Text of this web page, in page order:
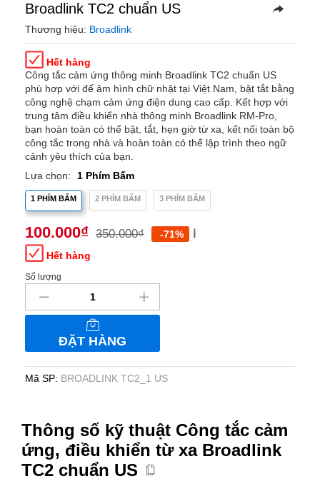
Broadlink TC2 chuẩn US
Thương hiệu: Broadlink
Hết hàng
Công tắc cảm ứng thông minh Broadlink TC2 chuẩn US
phù hợp với đế âm hình chữ nhật tại Việt Nam, bật tắt bằng
công nghệ chạm cảm ứng điện dung cao cấp. Kết hợp với
trung tâm điều khiển nhà thông minh Broadlink RM-Pro,
bạn hoàn toàn có thể bật, tắt, hẹn giờ từ xa, kết nối toàn bộ
công tắc trong nhà và hoàn toàn có thể lập trình theo ngữ
cảnh yêu thích của bạn.
Lựa chọn:
1 Phím Bấm
1 PHÍM BẤM 2 PHÍM BẤM 3 PHÍM BẤM
100.000₫ 350.000₫ -71% ℹ️
Hết hàng
Công
cảm
từ
TC2
chuẩn
US
số
Số lượng
ĐẶT HÀNG
Mã SP: BROADLINK TC2_1 US
Thông số kỹ thuật Công tắc cảm
ứng, điều khiển từ xa Broadlink
TC2 chuẩn US